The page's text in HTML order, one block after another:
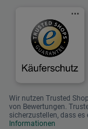
Wir nutzen Trusted
von Bewertungen.
sicherzustellen, dass
Informationen